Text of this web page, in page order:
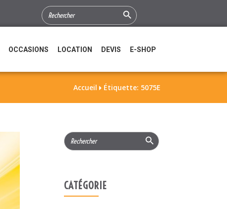
SEARCH
FOR:
Search Button
OCCASIONS LOCATION DEVIS E-SHOP
Accueil  Étiquette: 5075E
Search
for:
Search Button
CATÉGORIE